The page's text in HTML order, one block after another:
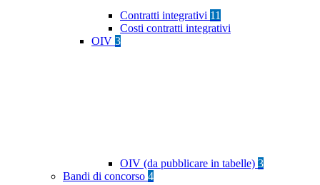
Contratti integrativi 11
Costi contratti integrativi
OIV 3
OIV (da pubblicare in tabelle) 3
Bandi di concorso 4